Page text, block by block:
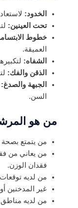
الخدود:
تحت العينين:
خطوط
العميقة.
الشفاه:
الذقن والفك:
الجبهة والصدغ:
السن.
من هو
من يتمتع
من يعاني من
فقدان الوزن.
من لديه توقعات
غير المدخنين
من لديه مناطق